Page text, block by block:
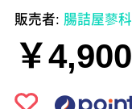
販売者: 腸詰屋蓼科
￥4,900